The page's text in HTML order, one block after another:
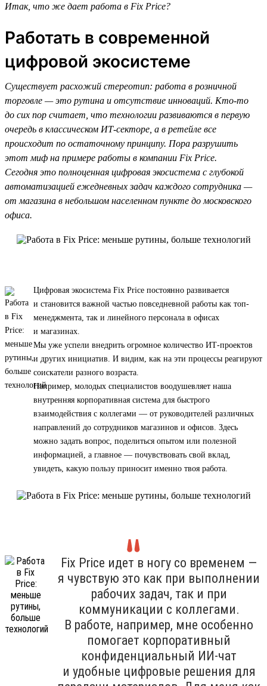
Итак, что же дает работа в Fix Price?
Работать в современной
цифровой экосистеме
Существует расхожий стереотип: работа в розничной
торговле — это рутина и отсутствие инноваций. Кто-то
до сих пор считает, что технологии развиваются в первую
очередь в классическом ИТ-секторе, а в ретейле все
происходит по остаточному принципу. Пора разрушить
этот миф на примере работы в компании Fix Price.
Сегодня это полноценная цифровая экосистема с глубокой
автоматизацией ежедневных задач каждого сотрудника —
от магазина в небольшом населенном пункте до московского
офиса.
Цифровая экосистема Fix Price постоянно развивается
и становится важной частью повседневной работы как топ-
менеджмента, так и линейного персонала в офисах
и магазинах.
Мы уже успели внедрить огромное количество ИТ-проектов
и других инициатив. И видим, как на эти процессы реагируют
соискатели разного возраста.
Например, молодых специалистов воодушевляет наша
внутренняя корпоративная система для быстрого
взаимодействия с коллегами — от руководителей различных
направлений до сотрудников магазинов и офисов. Здесь
можно задать вопрос, поделиться опытом или полезной
информацией, а главное — почувствовать свой вклад,
увидеть, какую пользу приносит именно твоя работа.
Fix Price идет в ногу со временем —
я чувствую это как при выполнении
рабочих задач, так и при
коммуникации с коллегами.
В работе, например, мне особенно
помогает корпоративный
конфиденциальный ИИ-чат
и удобные цифровые решения для